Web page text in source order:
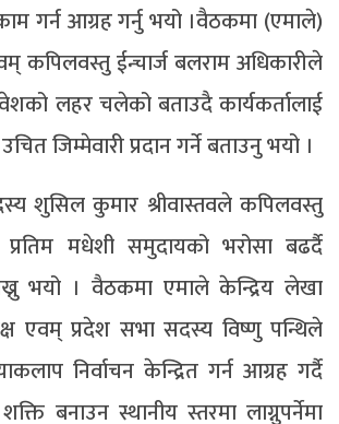
गर्न आग्रह गर्नु भयो ।वैठकमा (एमाले)
कपिलवस्तु ईन्चार्ज बलराम अधिकारीले
लहर चलेको बताउदै कार्यकर्तालाई
उचित जिम्मेवारी प्रदान गर्ने बताउनु भयो ।
शुसिल कुमार श्रीवास्तवले कपिलवस्तु
मधेशी समुदायको भरोसा बढर्दै
भयो । वैठकमा एमाले केन्द्रिय लेखा
एवम् प्रदेश सभा सदस्य विष्णु पन्थिले
निर्वाचन केन्द्रित गर्न आग्रह गर्दै
बनाउन स्थानीय स्तरमा लाग्नुपर्नेमा